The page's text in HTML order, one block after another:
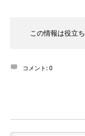
この情報は役立
コメント:0